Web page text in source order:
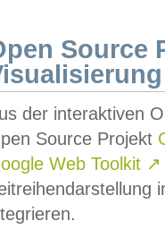
Source
der interaktiven
Source Projekt
Web Toolkit ↗